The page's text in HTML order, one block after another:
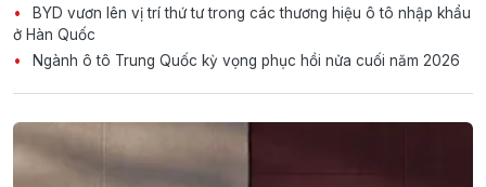
BYD vươn lên vị trí thứ tư trong các thương hiệu ô tô nhập khẩu
ở Hàn Quốc
Ngành ô tô Trung Quốc kỳ vọng phục hồi nửa cuối năm 2026